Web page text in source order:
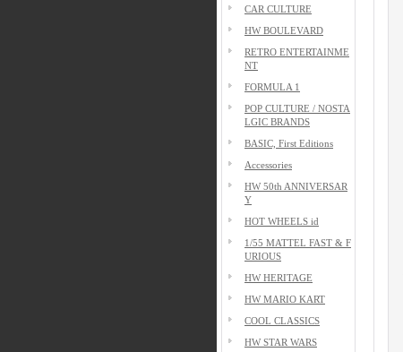
CAR CULTURE
HW BOULEVARD
RETRO ENTERTAINME
NT
FORMULA 1
POP CULTURE / NOSTA
LGIC BRANDS
BASIC, First Editions
Accessories
HW 50th ANNIVERSAR
Y
HOT WHEELS id
1/55 MATTEL FAST & F
URIOUS
HW HERITAGE
HW MARIO KART
COOL CLASSICS
HW STAR WARS